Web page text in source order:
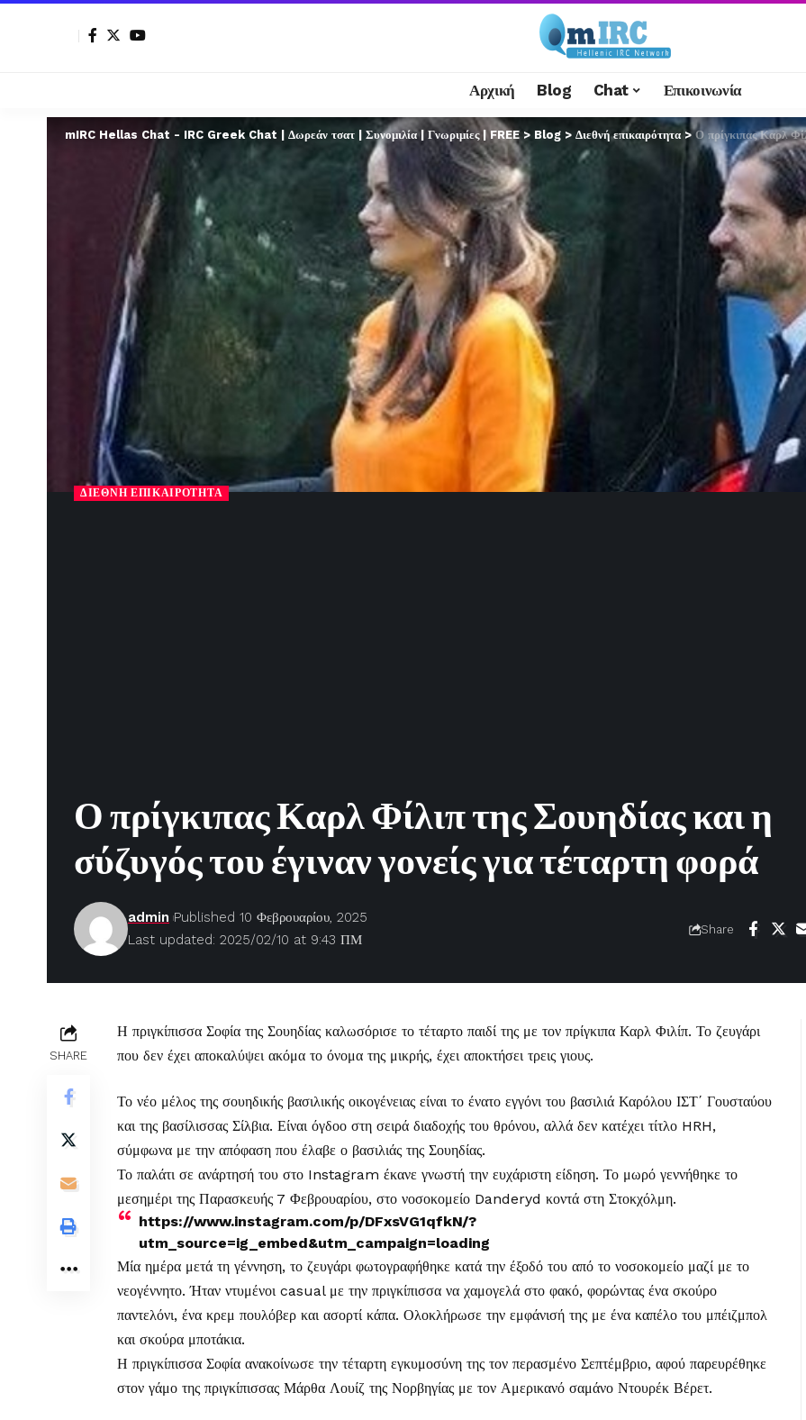
Αρχική Blog Chat Επικοινωνία
mIRC Hellas Chat - IRC Greek Chat | Δωρεάν τσατ | Συνομιλία | Γνωριμίες | FREE> Blog > Διεθνή επικαιρότητα >Ο πρίγκιπας Καρλ
ΔΙΕΘΝΉ ΕΠΙΚΑΙΡΌΤΗΤΑ
Ο πρίγκιπας Καρλ Φίλιπ της Σουηδίας και η
σύζυγός του έγιναν γονείς για τέταρτη φορά
Last updated: 2025/02/10 at 9:43 ΠΜ
admin Published 10 Φεβρουαρίου, 2025
Share
SHARE
Η πριγκίπισσα Σοφία της Σουηδίας καλωσόρισε το τέταρτο παιδί της με τον πρίγκιπα Καρλ Φιλίπ. Το ζευγάρι
που δεν έχει αποκαλύψει ακόμα το όνομα της μικρής, έχει αποκτήσει τρεις γιους.
Το νέο μέλος της σουηδικής βασιλικής οικογένειας είναι το ένατο εγγόνι του βασιλιά Καρόλου ΙΣΤ΄ Γουσταύου
και της βασίλισσας Σίλβια. Είναι όγδοο στη σειρά διαδοχής του θρόνου, αλλά δεν κατέχει τίτλο HRH,
σύμφωνα με την απόφαση που έλαβε ο βασιλιάς της Σουηδίας.
Το παλάτι σε ανάρτησή του στο Instagram έκανε γνωστή την ευχάριστη είδηση. Το μωρό γεννήθηκε το
μεσημέρι της Παρασκευής 7 Φεβρουαρίου, στο νοσοκομείο Danderyd κοντά στη Στοκχόλμη.
https://www.instagram.com/p/DFxsVG1qfkN/?
utm_source=ig_embed&utm_campaign=loading
Μία ημέρα μετά τη γέννηση, το ζευγάρι φωτογραφήθηκε κατά την έξοδό του από το νοσοκομείο μαζί με το
νεογέννητο. Ήταν ντυμένοι casual με την πριγκίπισσα να χαμογελά στο φακό, φορώντας ένα σκούρο
παντελόνι, ένα κρεμ πουλόβερ και ασορτί κάπα. Ολοκλήρωσε την εμφάνισή της με ένα καπέλο του μπέιζμπολ
και σκούρα μποτάκια.
Η πριγκίπισσα Σοφία ανακοίνωσε την τέταρτη εγκυμοσύνη της τον περασμένο Σεπτέμβριο, αφού παρευρέθηκε
στον γάμο της πριγκίπισσας Μάρθα Λουίζ της Νορβηγίας με τον Αμερικανό σαμάνο Ντουρέκ Βέρετ.